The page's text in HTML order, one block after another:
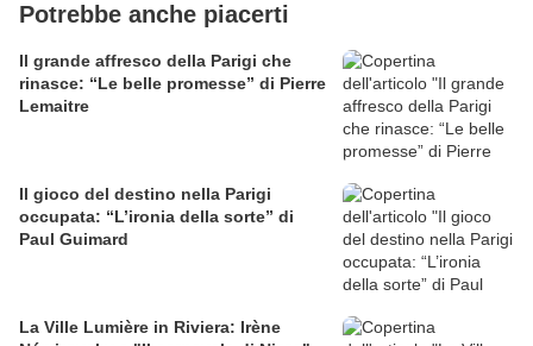
Potrebbe anche piacerti
Il grande affresco della Parigi che
rinasce: “Le belle promesse” di Pierre
Lemaitre
Il gioco del destino nella Parigi
occupata: “L’ironia della sorte” di
Paul Guimard
La Ville Lumière in Riviera: Irène